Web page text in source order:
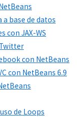
a base de datos
con JAX-WS
con NetBeans
con NetBeans 6.9
de Loops